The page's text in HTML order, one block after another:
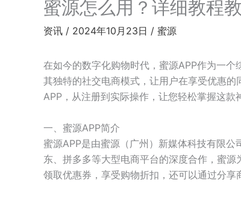
蜜源怎么用？详细教程
资讯 / 2024年10月23日 / 蜜源
在如今的数字化购物时代，蜜源APP作为一
其独特的社交电商模式，让用户在享受优惠
APP，从注册到实际操作，让您轻松掌握这款
一、蜜源APP简介
蜜源APP是由蜜源（广州）新媒体科技有限
东、拼多多等大型电商平台的深度合作，蜜
领取优惠券，享受购物折扣，还可以通过分享